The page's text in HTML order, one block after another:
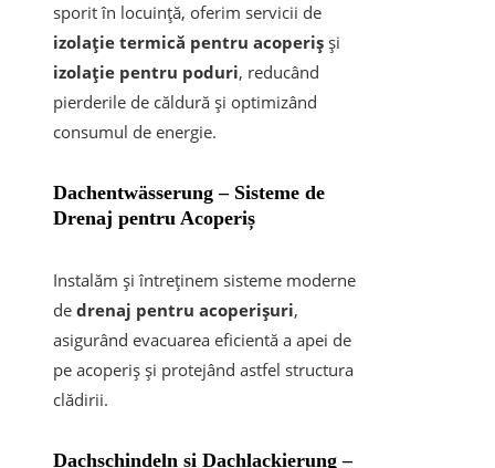
sporit în locuință, oferim servicii de
izolație termică pentru acoperiș și
izolație pentru poduri, reducând
pierderile de căldură și optimizând
consumul de energie.
Dachentwässerung – Sisteme de
Drenaj pentru Acoperiș
Instalăm și întreținem sisteme moderne
de drenaj pentru acoperișuri,
asigurând evacuarea eficientă a apei de
pe acoperiș și protejând astfel structura
clădirii.
Dachschindeln și Dachlackierung –